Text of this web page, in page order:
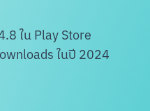
ใน Play Store
ในปี 2024